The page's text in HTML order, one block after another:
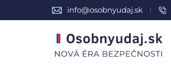
info@osobnyudaj.sk